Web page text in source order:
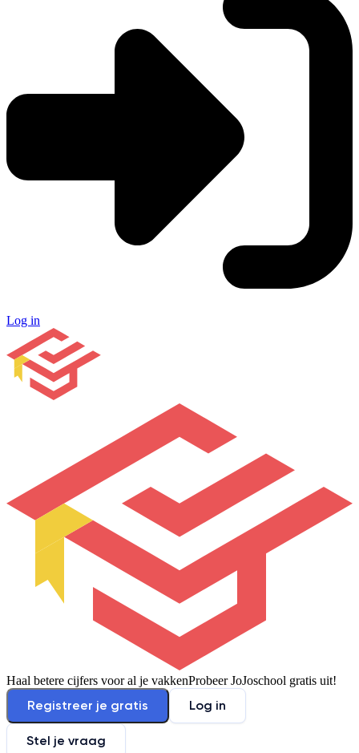
Log in
Haal betere cijfers voor al je vakkenProbeer JoJoschool gratis uit!
Registreer je gratis Log in
Stel je vraag